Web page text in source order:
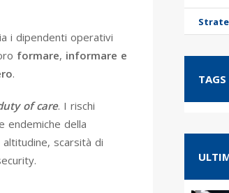
i dipendenti operativi
formare, informare e
.
of care. I rischi
endemiche della
scarsità di
TAGS